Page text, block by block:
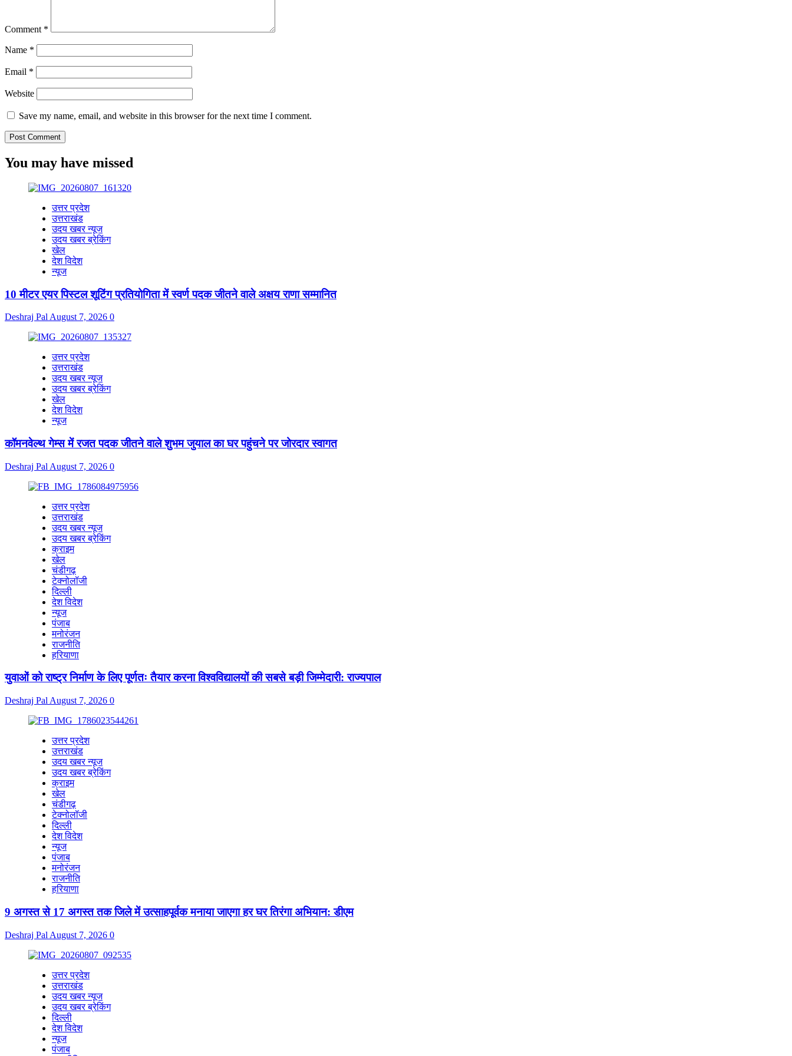
Comment *
Name *
Email *
Website
Save my name, email, and website in this browser for the next time I comment.
You may have missed
उत्तर प्रदेश
उत्तराखंड
उदय खबर न्यूज
उदय खबर ब्रेकिंग
खेल
देश विदेश
न्यूज
10 मीटर एयर पिस्टल शूटिंग प्रतियोगिता में स्वर्ण पदक जीतने वाले अक्षय राणा सम्मानित
Deshraj Pal August 7, 2026 0
उत्तर प्रदेश
उत्तराखंड
उदय खबर न्यूज
उदय खबर ब्रेकिंग
खेल
देश विदेश
न्यूज
कॉमनवेल्थ गेम्स में रजत पदक जीतने वाले शुभम जुयाल का घर पहुंचने पर जोरदार स्वागत
Deshraj Pal August 7, 2026 0
उत्तर प्रदेश
उत्तराखंड
उदय खबर न्यूज
उदय खबर ब्रेकिंग
क्राइम
खेल
चंडीगढ़
टेक्नोलॉजी
दिल्ली
देश विदेश
न्यूज
पंजाब
मनोरंजन
राजनीति
हरियाणा
युवाओं को राष्ट्र निर्माण के लिए पूर्णतः तैयार करना विश्वविद्यालयों की सबसे बड़ी जिम्मेदारी: राज्यपाल
Deshraj Pal August 7, 2026 0
उत्तर प्रदेश
उत्तराखंड
उदय खबर न्यूज
उदय खबर ब्रेकिंग
क्राइम
खेल
चंडीगढ़
टेक्नोलॉजी
दिल्ली
देश विदेश
न्यूज
पंजाब
मनोरंजन
राजनीति
हरियाणा
9 अगस्त से 17 अगस्त तक जिले में उत्साहपूर्वक मनाया जाएगा हर घर तिरंगा अभियान: डीएम
Deshraj Pal August 7, 2026 0
उत्तर प्रदेश
उत्तराखंड
उदय खबर न्यूज
उदय खबर ब्रेकिंग
दिल्ली
देश विदेश
न्यूज
पंजाब